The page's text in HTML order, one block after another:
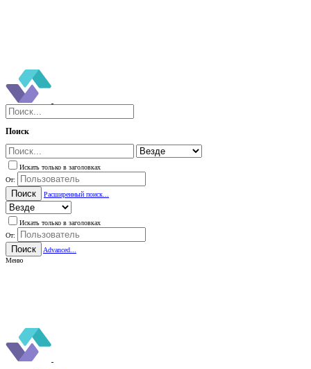
Поиск
Искать только в заголовках
От:
Поиск Расширенный поиск...
Искать только в заголовках
От:
Поиск
Advanced...
Меню